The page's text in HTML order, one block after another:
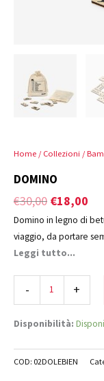
Home / Collezioni /
DOMINO
€30,00 €18,00
Domino in legno di
viaggio, da portare
cotone.
Leggi tutto...
Disponibilità:
- +
COD: 02DOLEBIEN